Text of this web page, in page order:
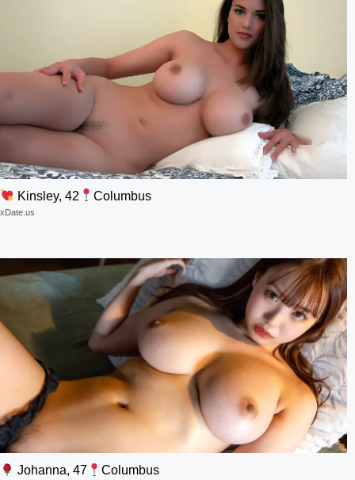
Kinsley, 42 Columbus
xDate.us
Johanna, 47 Columbus